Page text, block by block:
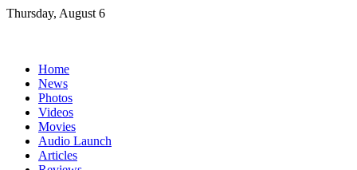
Skip
Thursday, August 6
Home
News
Photos
Videos
Movies
Audio Launch
Articles